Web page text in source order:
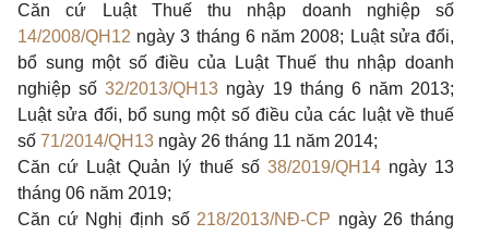
Căn cứ Luật Thuế thu nhập doanh nghiệp số
14/2008/QH12 ngày 3 tháng 6 năm 2008; Luật sửa đổi,
bổ sung một sốđiều của Luật Thuế thu nhập doanh
nghiệp số32/2013/QH13 ngày 19 tháng 6 năm 2013;
Luật sửa đổi, bổ sung một số điều của các luật về thuế
số 71/2014/QH13 ngày 26 tháng 11 năm 2014;
Căn cứ Luật Quản lý thuế số 38/2019/QH14ngày 13
tháng 06 năm 2019;
Căn cứ Nghị định số 218/2013/NĐ-CP ngày 26 tháng